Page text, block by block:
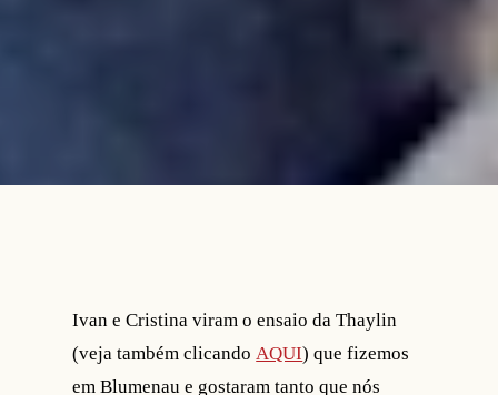
Ivan e Cristina viram o ensaio da Thaylin
(veja também clicandoAQUI) que fizemos
em Blumenau e gostaram tanto que nós